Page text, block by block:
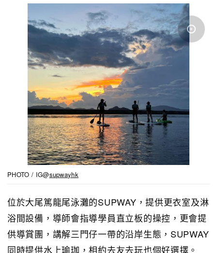
PHOTO / IG@supwayhk
位於大尾篤龍尾泳灘的SUPWAY，提供更衣室及淋
浴間設備，導師會指導學員直立板的操控，更會提
供導賞團，講解三門仔一帶的沿岸生態，SUPWAY
同時提供水上瑜珈，相約去友去玩也個好選擇。